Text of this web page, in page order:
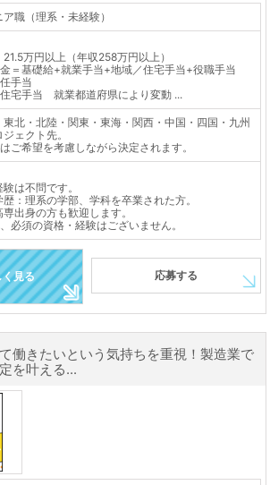
職（理系・未経験）
万円以上（年収258万円以上）
＝基礎給+就業手当+地域／住宅手当+役職手当
手当
宅手当 就業都道府県により変動 ...
東北・北陸・関東・東海・関西・中国・四国・九州
ェクト先。
ご希望を考慮しながら決定されます。
験は不問です。
歴：理系の学部、学科を卒業された方。
出身の方も歓迎します。
必須の資格・経験はございません。
見る 応募する
働きたいという気持ちを重視！製造業で
を叶える...